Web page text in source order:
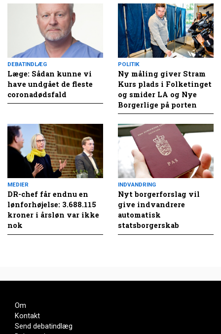
DEBATINDLÆG
Læge: Sådan kunne vi
have undgået de fleste
coronadødsfald
POLITIK
Ny måling giver Stram
Kurs plads i Folketinget
og smider LA og Nye
Borgerlige på porten
MEDIER
DR-chef får endnu en
lønforhøjelse: 3.688.115
kroner i årsløn var ikke
nok
INDVANDRING
Nyt borgerforslag vil
give indvandrere
automatisk
statsborgerskab
Om
Kontakt
Send debatindlæg